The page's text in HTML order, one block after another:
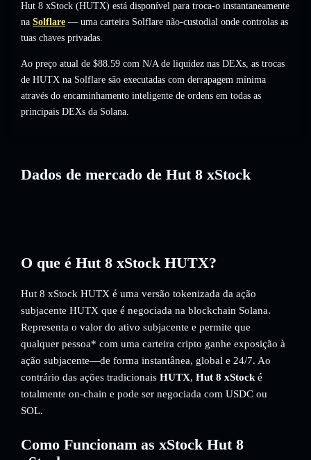
Hut 8 xStock (HUTX) está disponível para troca-o instantaneamente
na Solflare — uma carteira Solflare não-custodial onde controlas as
tuas chaves privadas.
Ao preço atual de $88.59 com N/A de liquidez nas DEXs, as trocas
de HUTX na Solflare são executadas com derrapagem mínima
através do encaminhamento inteligente de ordens em todas as
principais DEXs da Solana.
Dados de mercado de Hut 8 xStock
O que é Hut 8 xStock HUTX?
Hut 8 xStock HUTX é uma versão tokenizada da ação
subjacente HUTX que é negociada na blockchain Solana.
Representa o valor do ativo subjacente e permite que
qualquer pessoa* com uma carteira cripto ganhe exposição à
ação subjacente—de forma instantânea, global e 24/7. Ao
contrário das ações tradicionais HUTX, Hut 8 xStock é
totalmente on-chain e pode ser negociada com USDC ou
SOL.
Como Funcionam as xStock Hut 8